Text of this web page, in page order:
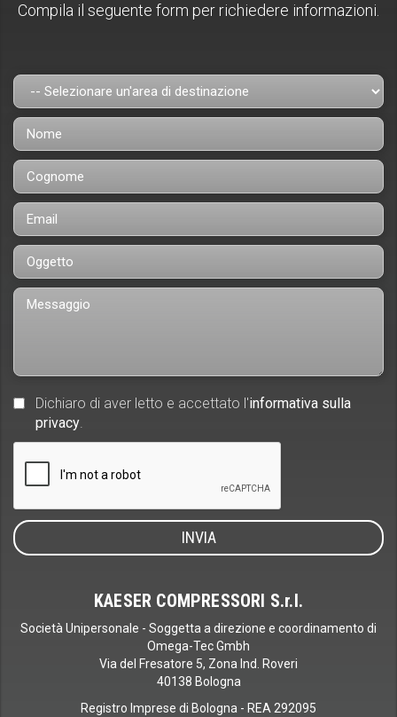
Compila il seguente form per richiedere informazioni.
Dichiaro di aver letto e accettato l'informativa sulla
privacy.
KAESER COMPRESSORI S.r.l.
Società Unipersonale - Soggetta a direzione e coordinamento di
Omega-Tec Gmbh
Via del Fresatore 5, Zona Ind. Roveri
40138 Bologna
Registro Imprese di Bologna - REA 292095